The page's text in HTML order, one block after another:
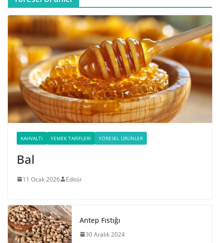
KAHVALTI YEMEK TARIFLERI YÖRESEL ÜRÜNLER
Bal
11 Ocak 2026 Editör
Antep Fıstığı
30 Aralık 2024